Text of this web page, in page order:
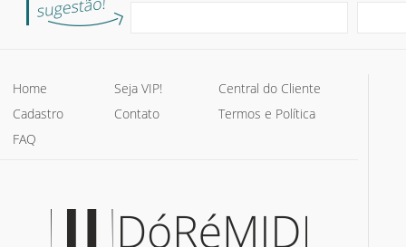
Home Seja VIP!
Central do Cliente
Cadastro
Contato
Termos e Política
FAQ